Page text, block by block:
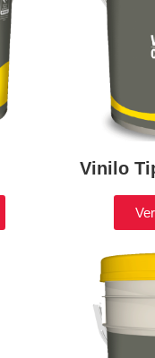
Vinilo